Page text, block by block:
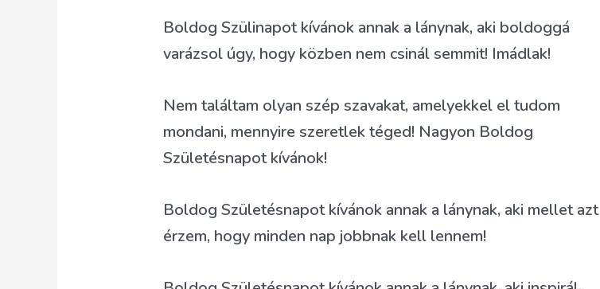
Boldog Szülinapot kívánok annak a lánynak, aki boldoggá
varázsol úgy, hogy közben nem csinál semmit! Imádlak!
Nem találtam olyan szép szavakat, amelyekkel el tudom
mondani, mennyire szeretlek téged! Nagyon Boldog
Születésnapot kívánok!
Boldog Születésnapot kívánok annak a lánynak, aki mellet azt
érzem, hogy minden nap jobbnak kell lennem!